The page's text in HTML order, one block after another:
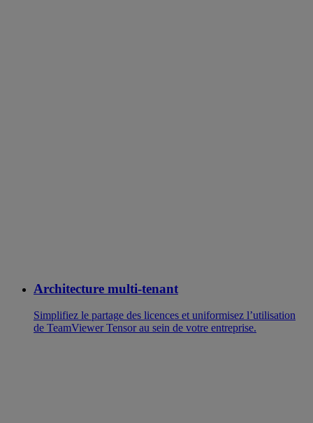
Architecture multi-tenant
Simplifiez le partage des licences et uniformisez l’utilisation
de TeamViewer Tensor au sein de votre entreprise.